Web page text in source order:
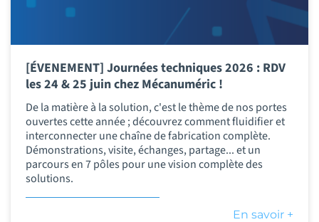
[ÉVENEMENT] Journées techniques 2026 : RDV
les 24 & 25 juin chez Mécanuméric !
De la matière à la solution, c'est le thème de nos portes
ouvertes cette année ; découvrez comment ﬂuidiﬁer et
interconnecter une chaîne de fabrication complète.
Démonstrations, visite, échanges, partage... et un
parcours en 7 pôles pour une vision complète des
solutions.
En savoir +